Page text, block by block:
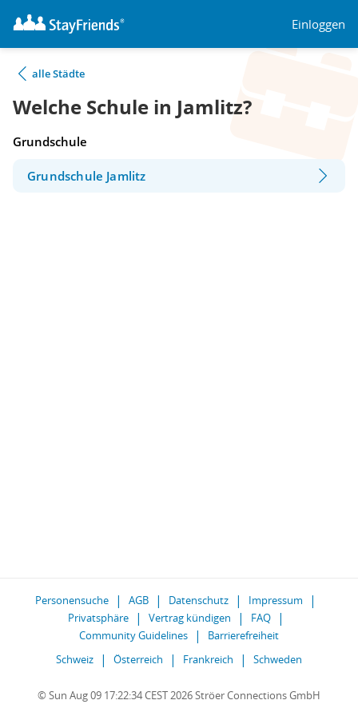
Einloggen
alle Städte
Welche Schule in Jamlitz?
Grundschule
Grundschule Jamlitz
Personensuche AGB Datenschutz
Impressum
Privatsphäre
Vertrag kündigen
FAQ
Community Guidelines
Barrierefreiheit
Schweiz
Österreich Frankreich Schweden
© Sun Aug 09 17:22:34 CEST 2026 Ströer Connections GmbH